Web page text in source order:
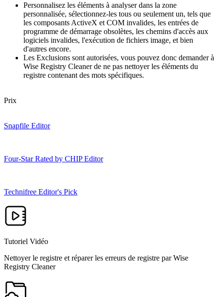
Personnalisez les éléments à analyser dans la zone
personnalisée, sélectionnez-les tous ou seulement un, tels que
les composants ActiveX et COM invalides, les entrées de
programme de démarrage obsolètes, les chemins d'accès aux
logiciels invalides, l'exécution de fichiers image, et bien
d'autres encore.
Les Exclusions sont autorisées, vous pouvez donc demander à
Wise Registry Cleaner de ne pas nettoyer les éléments du
registre contenant des mots spécifiques.
Prix
Snapfile Editor
Four-Star Rated by CHIP Editor
Technifree Editor's Pick
Tutoriel Vidéo
Nettoyer le registre et réparer les erreurs de registre par Wise
Registry Cleaner